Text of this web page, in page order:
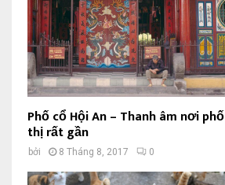
Phố cổ Hội An – Thanh âm nơi phố
thị rất gần
bởi 8 Tháng 8, 2017 0